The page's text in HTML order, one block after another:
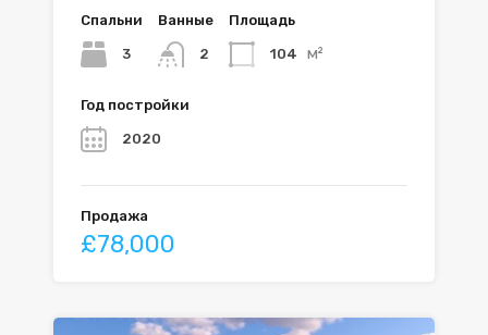
Спальни
3
Ванные
2
Площадь
104 м²
Год постройки
2020
Продажа
£78,000